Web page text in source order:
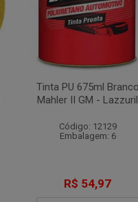
Tinta PU 675ml Branco
Mahler II GM - Lazzuril
Código: 12129
Embalagem: 6
R$ 54,97